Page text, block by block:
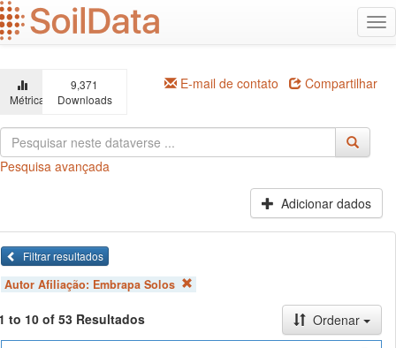
Ir
para
o
principal
Métricas
9,371
Downloads
E-mail de contato Compartilhar
Pesquisa avançada
Adicionar dados
Filtrar resultados
Autor Afiliação: Embrapa Solos
to 10 of 53 Resultados
Ordenar